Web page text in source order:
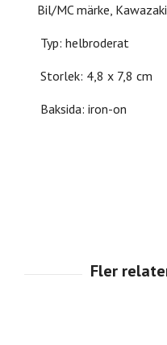
Bil/MC märke, Kawazaki
Typ: helbroderat
Storlek: 4,8 x 7,8 cm
Baksida: iron-on